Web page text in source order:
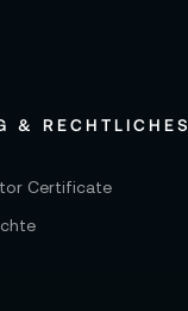
& RECHTLICHES
Certificate